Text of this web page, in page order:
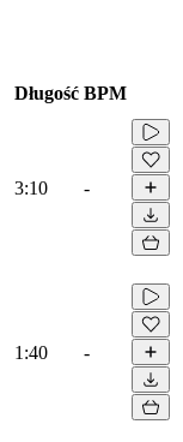
Długość BPM
3:10 -
1:40 -